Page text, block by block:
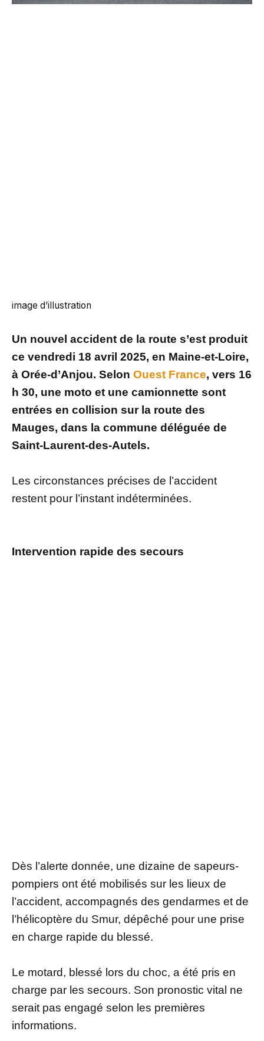
image d’illustration
Un nouvel accident de la route s’est produit
ce vendredi 18 avril 2025, en Maine-et-Loire,
à Orée-d’Anjou. Selon Ouest France, vers 16
h 30, une moto et une camionnette sont
entrées en collision sur la route des
Mauges, dans la commune déléguée de
Saint-Laurent-des-Autels.
Les circonstances précises de l’accident
restent pour l’instant indéterminées.
Intervention rapide des secours
Dès l’alerte donnée, une dizaine de sapeurs-
pompiers ont été mobilisés sur les lieux de
l’accident, accompagnés des gendarmes et de
l’hélicoptère du Smur, dépêché pour une prise
en charge rapide du blessé.
Le motard, blessé lors du choc, a été pris en
charge par les secours. Son pronostic vital ne
serait pas engagé selon les premières
informations.